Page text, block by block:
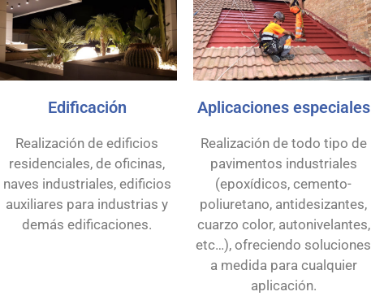
Edificación
Realización de edificios
residenciales, de oficinas,
naves industriales, edificios
auxiliares para industrias y
demás edificaciones.
Aplicaciones especiales
Realización de todo tipo de
pavimentos industriales
(epoxídicos, cemento-
poliuretano, antidesizantes,
cuarzo color, autonivelantes,
etc…), ofreciendo soluciones
a medida para cualquier
aplicación.